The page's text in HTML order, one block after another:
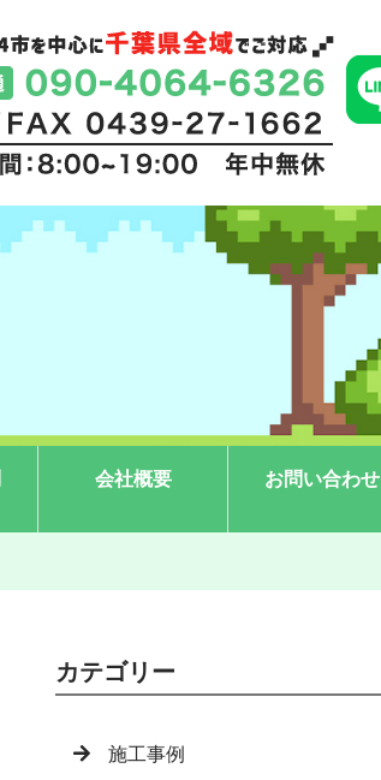
会社概要 お問い合わせ
カテゴリー
施工事例